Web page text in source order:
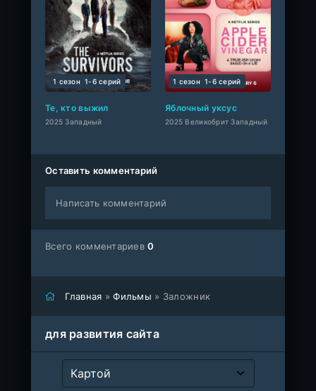
Те, кто выжил
2025 Западный
1 сезон 1-6 cерий
Яблочный уксус
2025 Великобрит Западный
1 сезон 1-6 cерий
Оставить комментарий
Написать комментарий
Всего комментариев0
Главная »Фильмы » Заложник
для развития сайта